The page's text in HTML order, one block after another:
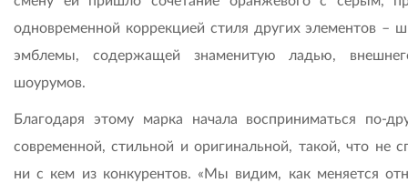
одновременной коррекцией стиля других элементов –
эмблемы, содержащей знаменитую ладью,
шоурумов.
Благодаря этому марка начала восприниматься по-
современной, стильной и оригинальной, такой, что не
ни с кем из конкурентов. «Мы видим, как меняется